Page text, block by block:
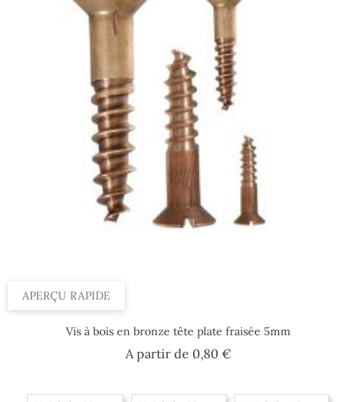
APERÇU RAPIDE
Vis à bois en bronze tête plate fraisée 5mm
A partir de 0,80 €Prix